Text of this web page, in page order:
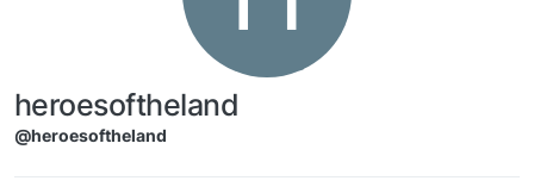
heroesoftheland
@heroesoftheland